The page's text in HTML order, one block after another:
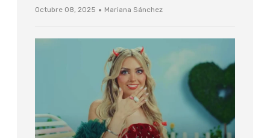
Octubre 08, 2025 · Mariana Sánchez